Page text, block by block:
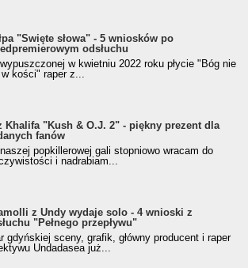
"Święte słowa" - 5 wniosków po
odsłuchu
w kwietniu 2022 roku płycie "Bóg nie
w kości" raper z...
Khalifa "Kush & O.J. 2" - piękny prezent dla
fanów
popkillerowej gali stopniowo wracam do
i nadrabiam...
z Undy wydaje solo - 4 wnioski z
"Pełnego przepływu"
gdyńskiej sceny, grafik, główny producent i raper
Undadasea już...